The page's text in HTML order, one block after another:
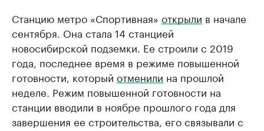
Станцию метро «Спортивная» открыли в начале
сентября. Она стала 14 станцией
новосибирской подземки. Ее строили с 2019
года, последнее время в режиме повышенной
готовности, который отменили на прошлой
неделе. Режим повышенной готовности на
станции вводили в ноябре прошлого года для
завершения ее строительства, его связывали с